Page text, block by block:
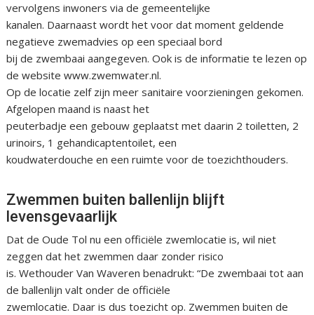
vervolgens inwoners via de gemeentelijke
kanalen. Daarnaast wordt het voor dat moment geldende
negatieve zwemadvies op een speciaal bord
bij de zwembaai aangegeven. Ook is de informatie te lezen op
de website www.zwemwater.nl.
Op de locatie zelf zijn meer sanitaire voorzieningen gekomen.
Afgelopen maand is naast het
peuterbadje een gebouw geplaatst met daarin 2 toiletten, 2
urinoirs, 1 gehandicaptentoilet, een
koudwaterdouche en een ruimte voor de toezichthouders.
Zwemmen buiten ballenlijn blijft
levensgevaarlijk
Dat de Oude Tol nu een officiële zwemlocatie is, wil niet
zeggen dat het zwemmen daar zonder risico
is. Wethouder Van Waveren benadrukt: “De zwembaai tot aan
de ballenlijn valt onder de officiële
zwemlocatie. Daar is dus toezicht op. Zwemmen buiten de